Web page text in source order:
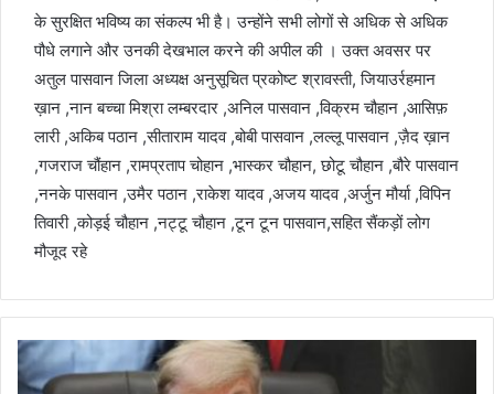
के सुरक्षित भविष्य का संकल्प भी है। उन्होंने सभी लोगों से अधिक से अधिक
पौधे लगाने और उनकी देखभाल करने की अपील की । उक्त अवसर पर
अतुल पासवान जिला अध्यक्ष अनुसूचित प्रकोष्ट श्रावस्ती, जियाउर्रहमान
ख़ान ,नान बच्चा मिश्रा लम्बरदार ,अनिल पासवान ,विक्रम चौहान ,आसिफ़
लारी ,अकिब पठान ,सीताराम यादव ,बोबी पासवान ,लल्लू पासवान ,ज़ैद ख़ान
,गजराज चौंहान ,रामप्रताप चोहान ,भास्कर चौहान, छोटू चौहान ,बौरे पासवान
,ननके पासवान ,उमैर पठान ,राकेश यादव ,अजय यादव ,अर्जुन मौर्या ,विपिन
तिवारी ,कोड़ई चौहान ,नट्टू चौहान ,टून टून पासवान,सहित सैंकड़ों लोग
मौजूद रहे